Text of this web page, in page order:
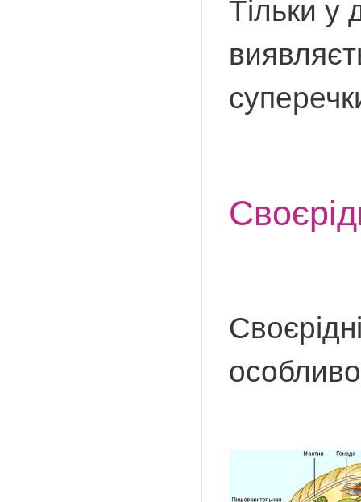
Тільки у